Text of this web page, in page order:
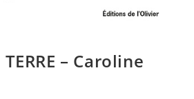
TERRE – Caroline